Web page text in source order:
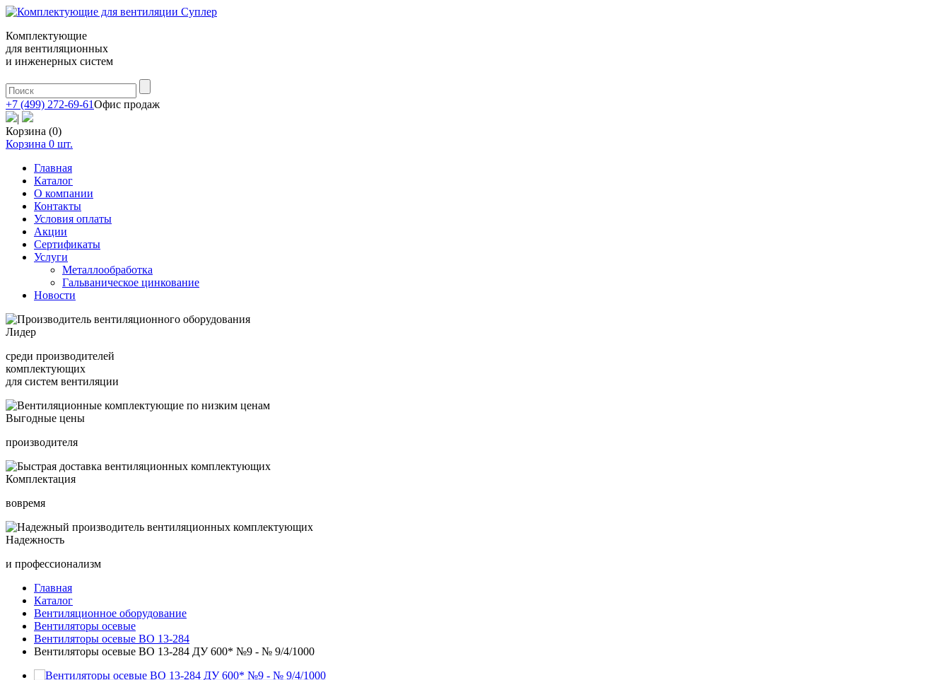
Комплектующие
для вентиляционных
и инженерных систем
+7 (499) 272-69-61Офис продаж
|
Корзина (0)
Корзина 0 шт.
Главная
Каталог
О компании
Контакты
Условия оплаты
Акции
Сертификаты
Услуги
Металлообработка
Гальваническое цинкование
Новости
Лидер
среди производителей
комплектующих
для систем вентиляции
Выгодные цены
производителя
Комплектация
вовремя
Надежность
и профессионализм
Главная
Каталог
Вентиляционное оборудование
Вентиляторы осевые
Вентиляторы осевые ВО 13-284
Вентиляторы осевые ВО 13-284 ДУ 600* №9 - № 9/4/1000